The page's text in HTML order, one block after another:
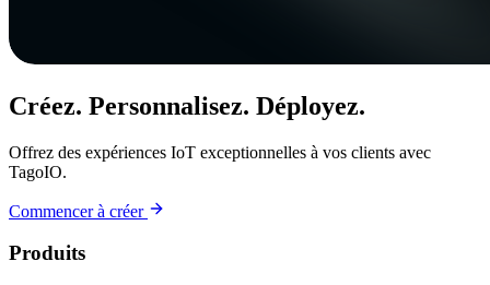
Créez. Personnalisez. Déployez.
Offrez des expériences IoT exceptionnelles à vos clients avec
TagoIO.
Commencer à créer
Produits